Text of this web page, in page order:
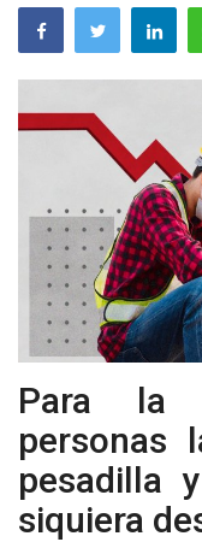
Estilo de Vida
Language
English Español
Para la
personas
pesadilla
siquiera